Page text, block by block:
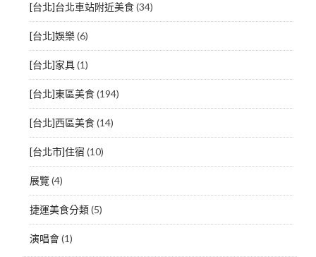
[台北]台北車站附近美食(34)
[台北]娛樂(6)
[台北]家具(1)
[台北]東區美食(194)
[台北]西區美食(14)
[台北市]住宿 (10)
展覽(4)
捷運美食分類(5)
演唱會(1)